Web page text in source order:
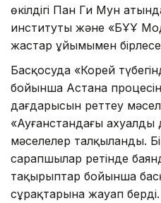
өкілдігі Пан Ги Мун
институты және «БҰҰ
жастар ұйымымен
Басқосуда «Корей
бойынша Астана
дағдарысын реттеу
«Ауғанстандағы
мәселелер талқыланды.
сарапшылар ретінде
тақырыптар бойынша
сұрақтарына жауап